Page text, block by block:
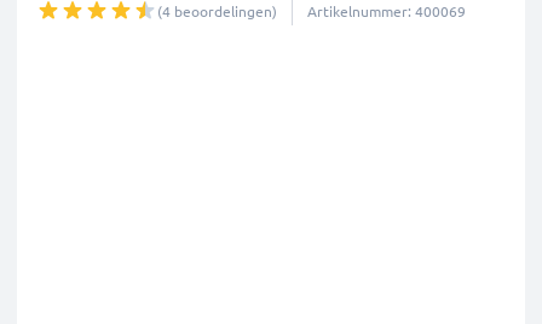
(4 beoordelingen) Artikelnummer: 400069